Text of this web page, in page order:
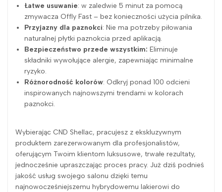
Łatwe usuwanie: w zaledwie 5 minut za pomocą
zmywacza Offly Fast – bez konieczności użycia pilnika.
Przyjazny dla paznokci: Nie ma potrzeby piłowania
naturalnej płytki paznokcia przed aplikacją.
Bezpieczeństwo przede wszystkim: Eliminuje
składniki wywołujące alergie, zapewniając minimalne
ryzyko.
Różnorodność kolorów: Odkryj ponad 100 odcieni
inspirowanych najnowszymi trendami w kolorach
paznokci.
Wybierając CND Shellac, pracujesz z ekskluzywnym
produktem zarezerwowanym dla profesjonalistów,
oferującym Twoim klientom luksusowe, trwałe rezultaty,
jednocześnie upraszczając proces pracy. Już dziś podnieś
jakość usług swojego salonu dzięki temu
najnowocześniejszemu hybrydowemu lakierowi do